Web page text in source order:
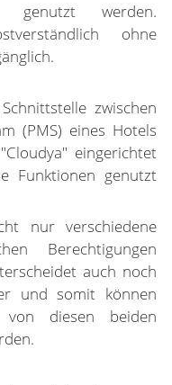
genutzt werden.
ohne
zwischen
(PMS) eines Hotels
eingerichtet
Funktionen genutzt
nur verschiedene
Berechtigungen
auch noch
und somit können
diesen beiden